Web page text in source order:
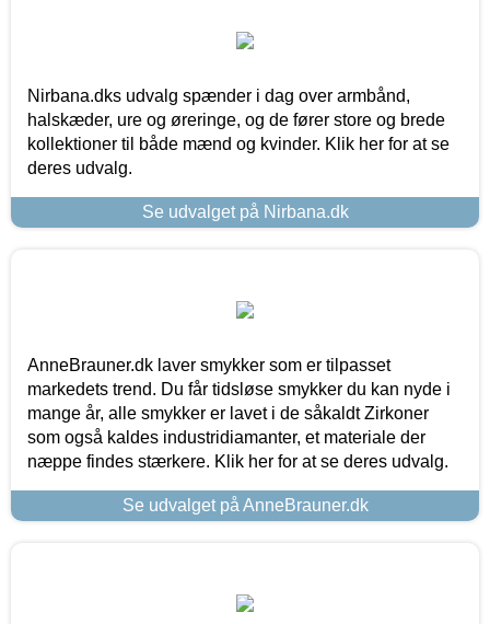
Nirbana.dks udvalg spænder i dag over armbånd,
halskæder, ure og øreringe, og de fører store og brede
kollektioner til både mænd og kvinder. Klik her for at se
deres udvalg.
Se udvalget på Nirbana.dk
AnneBrauner.dk laver smykker som er tilpasset
markedets trend. Du får tidsløse smykker du kan nyde i
mange år, alle smykker er lavet i de såkaldt Zirkoner
som også kaldes industridiamanter, et materiale der
næppe findes stærkere. Klik her for at se deres udvalg.
Se udvalget på AnneBrauner.dk